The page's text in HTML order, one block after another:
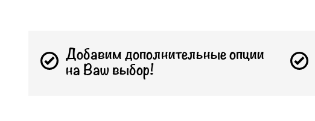
Добавим дополнительные опции
на Ваш выбор!